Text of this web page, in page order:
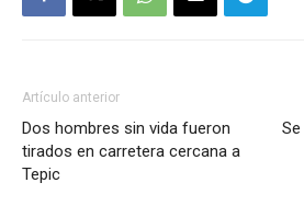
Artículo anterior
Dos hombres sin vida fueron
tirados en carretera cercana a
Tepic